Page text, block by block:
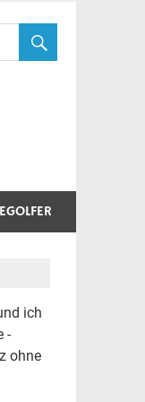
ich
-
ohne